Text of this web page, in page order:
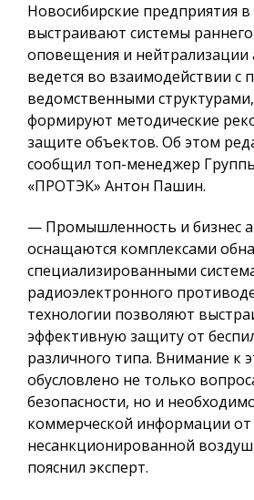
Новосибирские предприятия
выстраивают системы
оповещения и нейтрализации
ведется во взаимодействии
ведомственными
формируют методические
защите объектов. Об этом
сообщил топ-менеджер
«ПРОТЭК» Антон Пашин.
— Промышленность и бизнес
оснащаются комплексами
специализированными
радиоэлектронного
технологии позволяют
эффективную защиту от
различного типа. Внимание к
обусловлено не только
безопасности, но и
коммерческой информации от
несанкционированной
пояснил эксперт.